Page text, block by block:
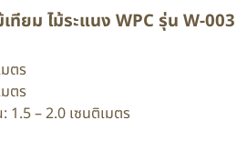
ทียม ไม้ระแนง WPC รุ่น W-003
ตร
ตร
1.5 – 2.0 เซนติเมตร